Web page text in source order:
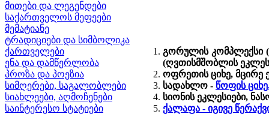
მითები და ლეგენდები
საქართველოს მეფეები
მემატიანე
ტრადიციები და სიმბოლიკა
ქართველები
ენა და დამწერლობა
პროზა და პოეზია
სიმღერები, საგალობლები
სიახლეები, აღმოჩენები
საინტერესო სტატიები
გორულის კომპლექსი
(ღვთისმშობლის
ოფრეთის ციხე, მცირე
სადახლო - წოფის
სიონის ეკლესიები,
ქალაფა - იგივე